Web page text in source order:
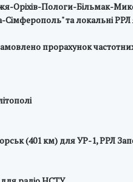
Оріхів-Пологи-Більмак-
та локальні
прорахунок
(401 км) для УР-1, РРЛ